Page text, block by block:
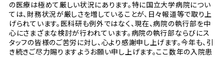
の医療は極めて厳しい状況にあります。特に国立大学病院につい
ては、財務状況が厳しさを増していることが、日々報道等で取り上
げられています。医科研も例外ではなく、現在、病院の執行部を中
心にさまざまな検討が行われています。病院の執行部ならびにス
タッフの皆様のご苦労に対し、心より感謝申し上げます。今年も、引
き続きご尽力賜りますようお願い申し上げます。ここ数年の入院患